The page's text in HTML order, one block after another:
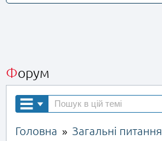
Форум
Головна » Загальні питання